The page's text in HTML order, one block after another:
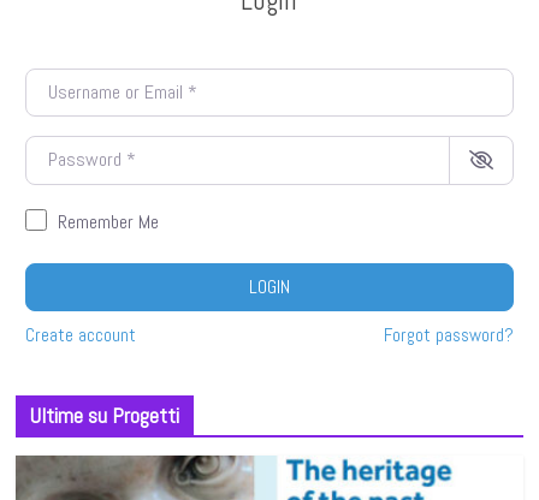
Username or Email
Password
Remember Me
LOGIN
Create account Forgot password?
Ultime su Progetti